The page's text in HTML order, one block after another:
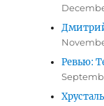
Ревью: